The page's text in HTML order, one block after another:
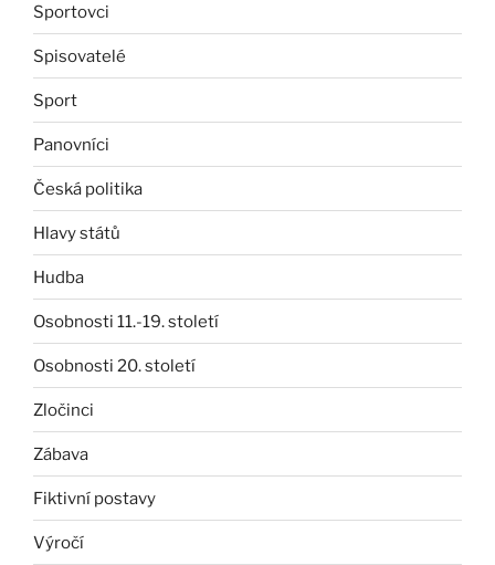
Sportovci
Spisovatelé
Sport
Panovníci
Česká politika
Hlavy států
Hudba
Osobnosti 11.-19. století
Osobnosti 20. století
Zločinci
Zábava
Fiktivní postavy
Výročí